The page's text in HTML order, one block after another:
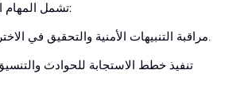
تشمل المهام الرئيسية عادةً ما يلي:
مراقبة التنبيهات الأمنية والتحقيق في الاختراقات المحتملة.
تنفيذ خطط الاستجابة للحوادث